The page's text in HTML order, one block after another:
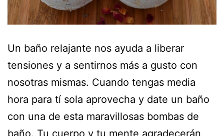
Un baño relajante nos ayuda a liberar
tensiones y a sentirnos más a gusto con
nosotras mismas. Cuando tengas media
hora para tí sola aprovecha y date un baño
con una de esta maravillosas bombas de